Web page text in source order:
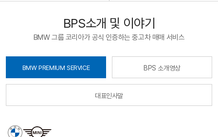
BPS소개 및 이야기
BMW 그룹 코리아가 공식 인증하는 중고차 매매 서비스
BMW PREMIUM SERVICE BPS 소개영상
대표인사말